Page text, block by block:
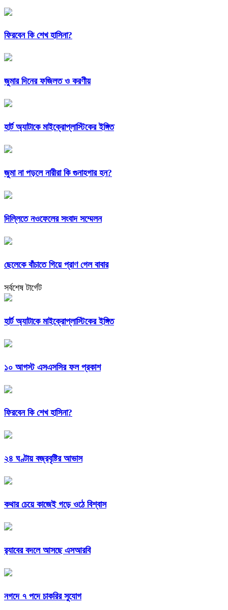
ফিরবেন কি শেখ হাসিনা?
জুমার দিনের ফজিলত ও করণীয়
হার্ট অ্যাটাকে মাইক্রোপ্লাস্টিকের ইঙ্গিত
জুমা না পড়লে নারীরা কি গুনাহগার হন?
দিল্লিতে নওফেলের সংবাদ সম্মেলন
ছেলেকে বাঁচাতে গিয়ে প্রাণ গেল বাবার
সর্বশেষ টার্গেট
হার্ট অ্যাটাকে মাইক্রোপ্লাস্টিকের ইঙ্গিত
১০ আগস্ট এসএসসির ফল প্রকাশ
ফিরবেন কি শেখ হাসিনা?
২৪ ঘণ্টায় বজ্রবৃষ্টির আভাস
কথার চেয়ে কাজেই গড়ে ওঠে বিশ্বাস
র‍্যাবের বদলে আসছে এসআরবি
নগদে ৭ পদে চাকরির সুযোগ